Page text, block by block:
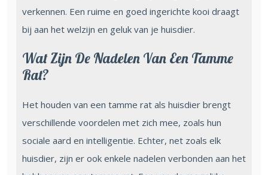
verkennen. Een ruime en goed ingerichte kooi draagt
bij aan het welzijn en geluk van je huisdier.
Wat Zijn De Nadelen Van Een Tamme
Rat?
Het houden van een tamme rat als huisdier brengt
verschillende voordelen met zich mee, zoals hun
sociale aard en intelligentie. Echter, net zoals elk
huisdier, zijn er ook enkele nadelen verbonden aan het